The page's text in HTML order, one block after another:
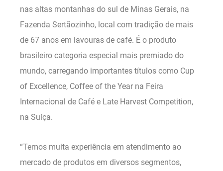
nas altas montanhas do sul de Minas Gerais, na
Fazenda Sertãozinho, local com tradição de mais
de 67 anos em lavouras de café. É o produto
brasileiro categoria especial mais premiado do
mundo, carregando importantes títulos como Cup
of Excellence, Coffee of the Year na Feira
Internacional de Café e Late Harvest Competition,
na Suíça.
“Temos muita experiência em atendimento ao
mercado de produtos em diversos segmentos,